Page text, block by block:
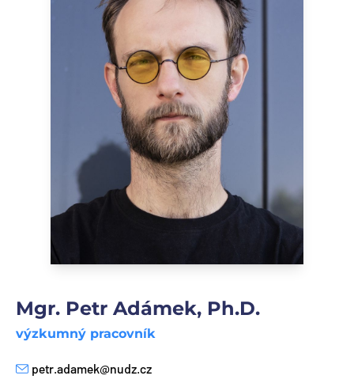
Mgr. Petr Adámek, Ph.D.
výzkumný pracovník
E-mail
petr.adamek@nudz.cz